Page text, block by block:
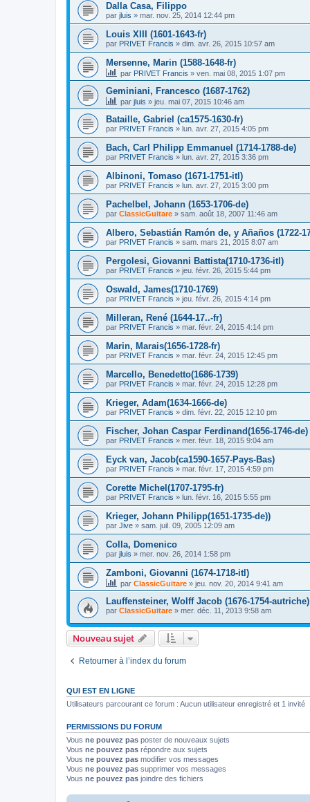
Dalla Casa, Filippo
par jluis » mar. nov. 25, 2014 12:44 pm
Louis XIII (1601-1643-fr)
par PRIVET Francis » dim. avr. 26, 2015 10:57 am
Mersenne, Marin (1588-1648-fr)
par PRIVET Francis » ven. mai 08, 2015 1:07 pm
Geminiani, Francesco (1687-1762)
par jluis » jeu. mai 07, 2015 10:46 am
Bataille, Gabriel (ca1575-1630-fr)
par PRIVET Francis » lun. avr. 27, 2015 4:05 pm
Bach, Carl Philipp Emmanuel (1714-1788-de)
par PRIVET Francis » lun. avr. 27, 2015 3:36 pm
Albinoni, Tomaso (1671-1751-itl)
par PRIVET Francis » lun. avr. 27, 2015 3:00 pm
Pachelbel, Johann (1653-1706-de)
par ClassicGuitare » sam. août 18, 2007 11:46 am
Albero, Sebastián Ramón de, y Añaños (1722-
par PRIVET Francis » sam. mars 21, 2015 8:07 am
Pergolesi, Giovanni Battista(1710-1736-itl)
par PRIVET Francis » jeu. févr. 26, 2015 5:44 pm
Oswald, James(1710-1769)
par PRIVET Francis » jeu. févr. 26, 2015 4:14 pm
Milleran, René (1644-17..-fr)
par PRIVET Francis » mar. févr. 24, 2015 4:14 pm
Marin, Marais(1656-1728-fr)
par PRIVET Francis » mar. févr. 24, 2015 12:45 pm
Marcello, Benedetto(1686-1739)
par PRIVET Francis » mar. févr. 24, 2015 12:28 pm
Krieger, Adam(1634-1666-de)
par PRIVET Francis » dim. févr. 22, 2015 12:10 pm
Fischer, Johan Caspar Ferdinand(1656-1746-de)
par PRIVET Francis » mer. févr. 18, 2015 9:04 am
Eyck van, Jacob(ca1590-1657-Pays-Bas)
par PRIVET Francis » mar. févr. 17, 2015 4:59 pm
Corette Michel(1707-1795-fr)
par PRIVET Francis » lun. févr. 16, 2015 5:55 pm
Krieger, Johann Philipp(1651-1735-de))
par Jive » sam. juil. 09, 2005 12:09 am
Colla, Domenico
par jluis » mer. nov. 26, 2014 1:58 pm
Zamboni, Giovanni (1674-1718-itl)
par ClassicGuitare » jeu. nov. 20, 2014 9:41 am
Lauffensteiner, Wolff Jacob (1676-1754-autriche)
par ClassicGuitare » mer. déc. 11, 2013 9:58 am
Nouveau sujet
Retourner à l’index du forum
QUI EST EN LIGNE
Utilisateurs parcourant ce forum : Aucun utilisateur enregistré et 1 invité
PERMISSIONS DU FORUM
Vous ne pouvez pas poster de nouveaux sujets
Vous ne pouvez pas répondre aux sujets
Vous ne pouvez pas modifier vos messages
Vous ne pouvez pas supprimer vos messages
Vous ne pouvez pas joindre des fichiers